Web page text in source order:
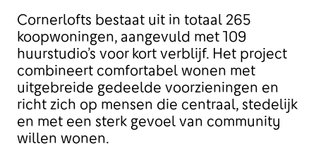
Cornerlofts bestaat uit in totaal 265
koopwoningen, aangevuld met 109
huurstudio’s voor kort verblijf. Het project
combineert comfortabel wonen met
uitgebreide gedeelde voorzieningen en
richt zich op mensen die centraal, stedelijk
en met een sterk gevoel van community
willen wonen.